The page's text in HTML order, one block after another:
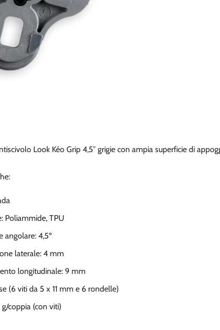
Look Kéo Grip 4,5° grigie con ampia superficie di
Poliammide, TPU
angolare: 4,5º
laterale: 4 mm
longitudinale: 9 mm
(6 viti da 5 x 11 mm e 6 rondelle)
g/coppia (con viti)